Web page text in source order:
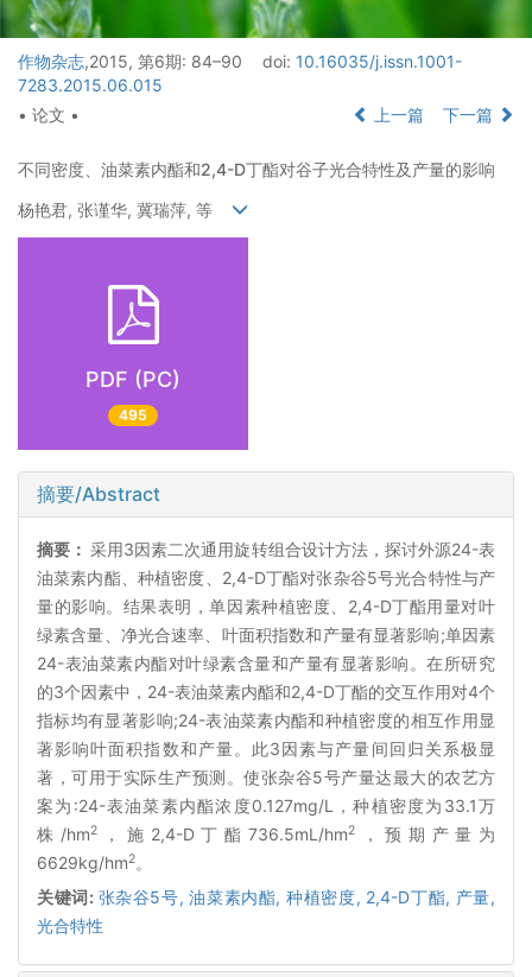
作物杂志,2015, 第6期: 84–90 doi: 10.16035/j.issn.1001-
7283.2015.06.015
• 论文 •
上一篇 下一篇
不同密度、油菜素内酯和2,4-D丁酯对谷子光合特性及产量的影响
杨艳君, 张谨华, 冀瑞萍, 等
PDF (PC)
495
摘要/Abstract
摘要：采用3因素二次通用旋转组合设计方法，探讨外源24-表
油菜素内酯、种植密度、2,4-D丁酯对张杂谷5号光合特性与产
量的影响。结果表明，单因素种植密度、2,4-D丁酯用量对叶
绿素含量、净光合速率、叶面积指数和产量有显著影响;单因素
24-表油菜素内酯对叶绿素含量和产量有显著影响。在所研究
的3个因素中，24-表油菜素内酯和2,4-D丁酯的交互作用对4个
指标均有显著影响;24-表油菜素内酯和种植密度的相互作用显
著影响叶面积指数和产量。此3因素与产量间回归关系极显
著，可用于实际生产预测。使张杂谷5号产量达最大的农艺方
案为:24-表油菜素内酯浓度0.127mg/L，种植密度为33.1万
株/hm2，施2,4-D丁酯736.5mL/hm2，预期产量为
6629kg/hm2。
关键词: 张杂谷5号,油菜素内酯,种植密度, 2,4-D丁酯, 产量,
光合特性